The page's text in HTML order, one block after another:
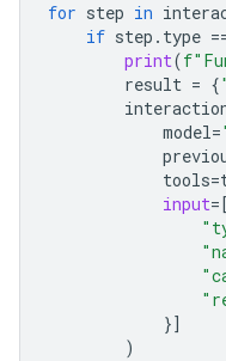
for step in
if step . type
print(f
result = {
model=
tools=
input=
}]
)